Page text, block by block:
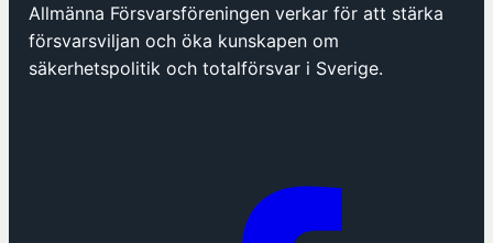
Allmänna Försvarsföreningen verkar för att stärka
försvarsviljan och öka kunskapen om
säkerhetspolitik och totalförsvar i Sverige.